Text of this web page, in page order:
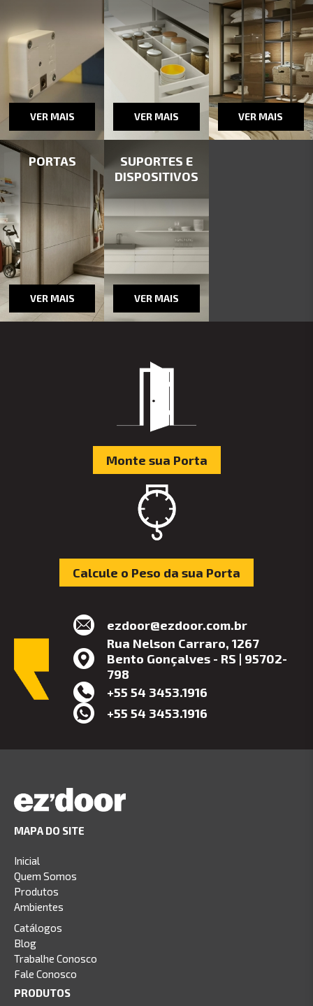
VER MAIS VER MAIS VER MAIS
PORTAS
VER MAIS
SUPORTES E
DISPOSITIVOS
VER MAIS
Monte sua Porta
Calcule o Peso da sua Porta
ezdoor@ezdoor.com.br
Rua Nelson Carraro, 1267
Bento Gonçalves - RS | 95702-
798
+55 54 3453.1916
+55 54 3453.1916
MAPA DO SITE
Inicial
Quem Somos
Produtos
Ambientes
Catálogos
Blog
Trabalhe Conosco
Fale Conosco
PRODUTOS